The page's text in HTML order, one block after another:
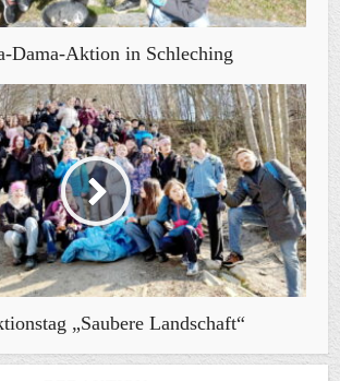
Dama-Aktion in Schleching
„Saubere Landschaft“